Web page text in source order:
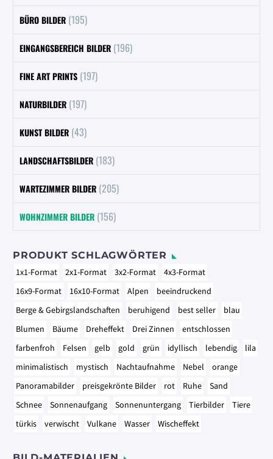
BÜRO BILDER (195)
EINGANGSBEREICH BILDER (196)
FINE ART PRINTS (197)
NATURBILDER (197)
KUNST BILDER (43)
LANDSCHAFTSBILDER (183)
WARTEZIMMER BILDER (205)
WOHNZIMMER BILDER (156)
PRODUKT SCHLAGWÖRTER
1x1-Format 2x1-Format 3x2-Format
4x3-Format
16x9-Format
16x10-Format Alpen
beeindruckend
Berge & Gebirgslandschaften
beruhigend best seller
blau
Blumen
Bäume Dreheffekt Drei Zinnen
entschlossen
farbenfroh
Felsen gelb gold grün idyllisch lebendig
lila
minimalistisch
mystisch Nachtaufnahme Nebel
orange
Panoramabilder
preisgekrönte Bilder rot Ruhe
Sand
Schnee
Sonnenaufgang Sonnenuntergang Tierbilder
Tiere
türkis
verwischt Vulkane Wasser Wischeffekt